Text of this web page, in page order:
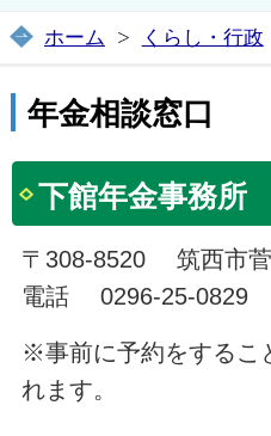
ホーム くらし・行政
年金相談窓口
下館年金事務所
〒308-8520 筑西市
電話 0296-25-0829
※事前に予約をするこ
れます。